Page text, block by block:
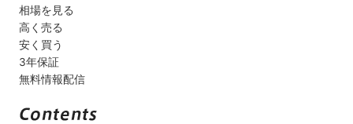
相場を見る
高く売る
安く買う
3年保証
無料情報配信